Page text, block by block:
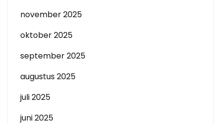
november 2025
oktober 2025
september 2025
augustus 2025
juli 2025
juni 2025